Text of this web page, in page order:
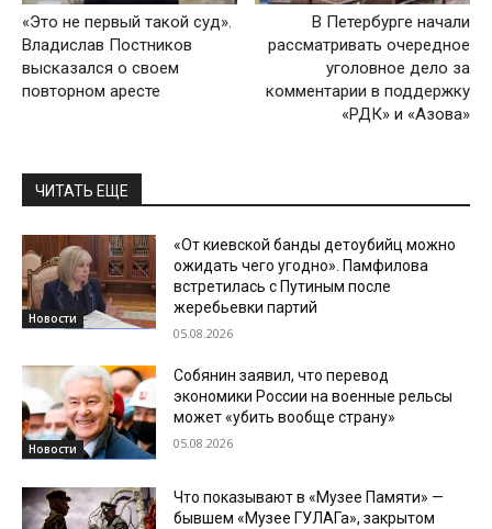
«Это не первый такой суд».
Владислав Постников
высказался о своем
повторном аресте
В Петербурге начали
рассматривать очередное
уголовное дело за
комментарии в поддержку
«РДК» и «Азова»
ЧИТАТЬ ЕЩЕ
Новости
«От киевской банды детоубийц можно
ожидать чего угодно». Памфилова
встретилась с Путиным после
жеребьевки партий
05.08.2026
Новости
Собянин заявил, что перевод
экономики России на военные рельсы
может «убить вообще страну»
05.08.2026
Что показывают в «Музее Памяти» —
бывшем «Музее ГУЛАГа», закрытом